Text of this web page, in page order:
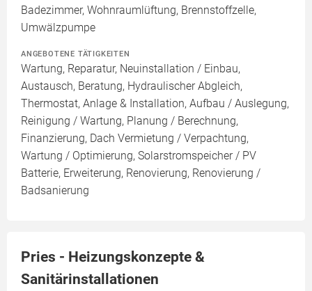
Badezimmer, Wohnraumlüftung, Brennstoffzelle,
Umwälzpumpe
ANGEBOTENE TÄTIGKEITEN
Wartung, Reparatur, Neuinstallation / Einbau,
Austausch, Beratung, Hydraulischer Abgleich,
Thermostat, Anlage & Installation, Aufbau / Auslegung,
Reinigung / Wartung, Planung / Berechnung,
Finanzierung, Dach Vermietung / Verpachtung,
Wartung / Optimierung, Solarstromspeicher / PV
Batterie, Erweiterung, Renovierung, Renovierung /
Badsanierung
Pries - Heizungskonzepte &
Sanitärinstallationen